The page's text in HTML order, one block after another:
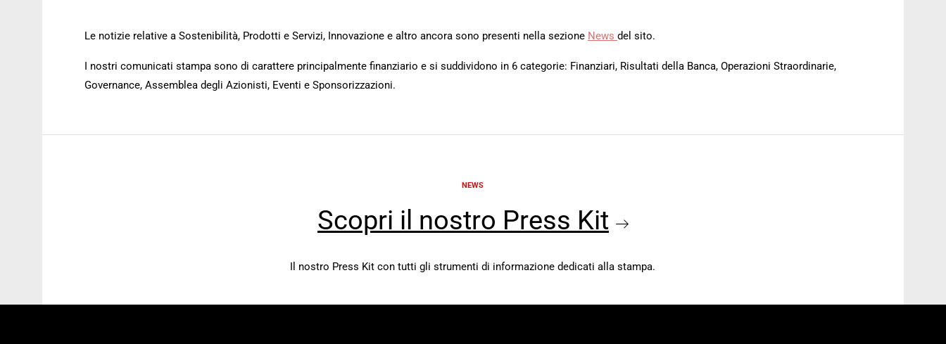
Le notizie relative a Sostenibilità, Prodotti e Servizi, Innovazione e altro ancora sono presenti nella sezione News del sito.
I nostri comunicati stampa sono di carattere principalmente finanziario e si suddividono in 6 categorie: Finanziari, Risultati della Banca, Operazioni Straordinarie,
Governance, Assemblea degli Azionisti, Eventi e Sponsorizzazioni.
NEWS
Scopri il nostro Press Kit
Il nostro Press Kit con tutti gli strumenti di informazione dedicati alla stampa.